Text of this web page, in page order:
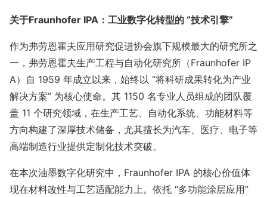
关于Fraunhofer IPA：工业数字化转型的 “技术引擎”
作为弗劳恩霍夫应用研究促进协会旗下规模最大的研究所之
一，弗劳恩霍夫生产工程与自动化研究所（Fraunhofer IP
A）自 1959 年成立以来，始终以 “将科研成果转化为产业
解决方案” 为核心使命。其 1150 名专业人员组成的团队覆
盖 11 个研究领域，在生产工艺、自动化系统、功能材料等
方向构建了深厚技术储备，尤其擅长为汽车、医疗、电子等
高端制造行业提供定制化技术突破。
在本次油墨数字化研究中，Fraunhofer IPA 的核心价值体
现在材料改性与工艺适配能力上。依托 “多功能涂层应用”